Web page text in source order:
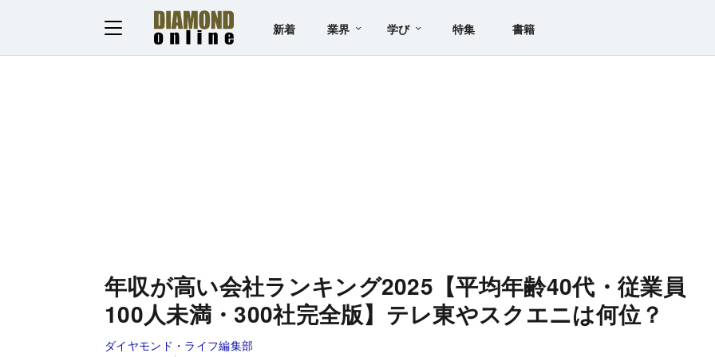
新着 業界 学び 特集 書籍
年収が高い会社ランキング2025【平均年齢40代・従業員
100人未満・300社完全版】テレ東やスクエニは何位？
ダイヤモンド・ライフ編集部